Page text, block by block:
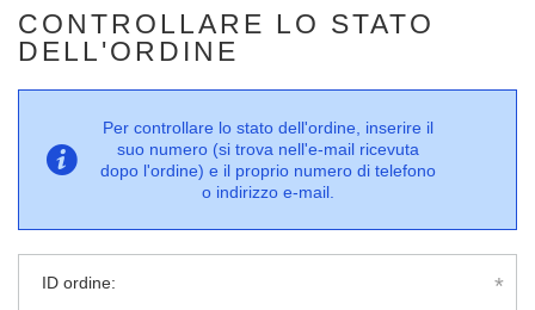
CONTROLLARE LO STATO
DELL'ORDINE
Per controllare lo stato dell'ordine, inserire il
suo numero (si trova nell'e-mail ricevuta
dopo l'ordine) e il proprio numero di telefono
o indirizzo e-mail.
ID ordine: